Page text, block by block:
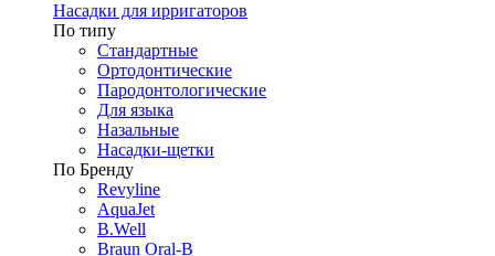
Насадки для ирригаторов
По типу
Стандартные
Ортодонтические
Пародонтологические
Для языка
Назальные
Насадки-щетки
По Бренду
Revyline
AquaJet
B.Well
Braun Oral-B